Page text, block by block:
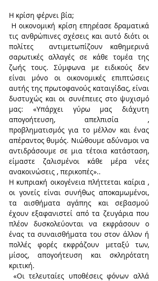
Η κρίση φέρνει βία;
τις ανθρώπινες σχέσεις και αυτό διότι οι
πολίτες  αντιμετωπίζουν καθημερινά
σαρωτικές αλλαγές σε κάθε τομέα της
ζωής τους. Σύμφωνα με ειδικούς δεν
είναι μόνο οι οικονομικές επιπτώσεις
αυτής της πρωτοφανούς καταιγίδας, είναι
δυστυχώς και οι συνέπειες στο ψυχισμό
μας: «Υπάρχει γύρω μας διάχυτη
απογοήτευση, απελπισία ,
προβληματισμός για το μέλλον και ένας
απέραντος θυμός. Νιώθουμε αδύναμοι να
αντιδράσουμε σε μια τέτοια κατάσταση,
είμαστε ζαλισμένοι κάθε μέρα νέες
ανακοινώσεις , περικοπές»..
Η κυπριακή οικογένεια πλήττεται καίρια ,
οι γονείς είναι συνήθως αποκαμωμένοι,
τα αισθήματα αγάπης και σεβασμού
έχουν εξαφανιστεί από τα ζευγάρια που
πλέον δυσκολεύονται να εκφράσουν ο
ένας τα συναισθήματα του στον άλλον ή
πολλές φορές εκφράζουν μεταξύ των,
μίσος, απογοήτευση και σκληρότατη
κριτική.